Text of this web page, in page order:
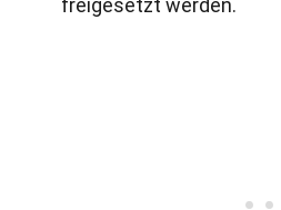
freigesetzt werden.